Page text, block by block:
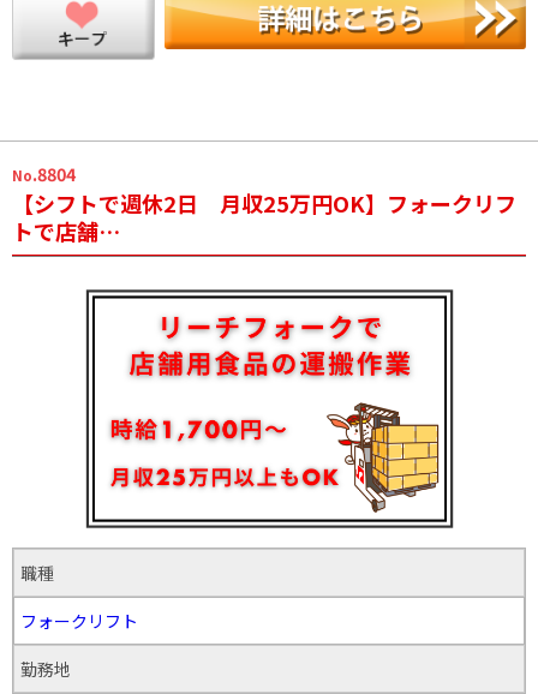
No.8804
【シフトで週休2日 月収25万円OK】フォークリフ
トで店舗…
職種
フォークリフト
勤務地